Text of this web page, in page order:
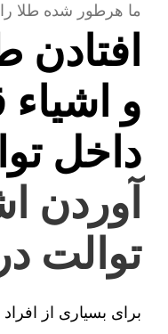
ما هرطور شده طلا
افتادن
و اشیاء
داخل
آوردن
توالت
برای بسیاری از افراد